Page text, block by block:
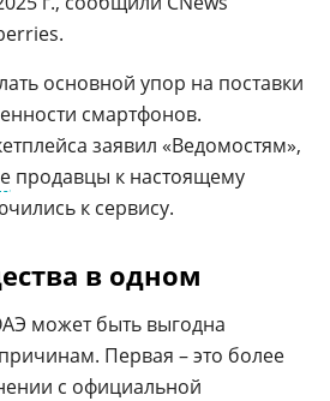
основной упор на поставки
смартфонов.
заявил «Ведомостям»,
продавцы к настоящему
к сервису.
в одном
может быть выгодна
Первая – это более
с официальной